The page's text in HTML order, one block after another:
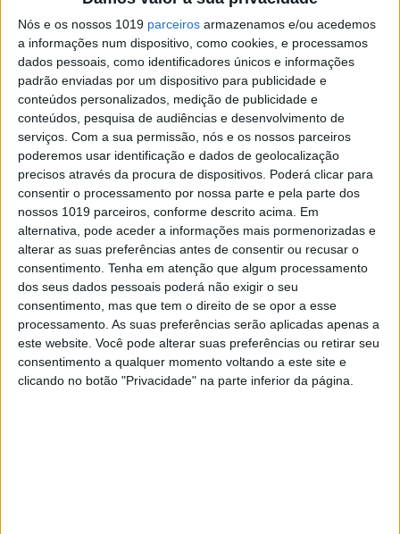
Nós e os nossos 1019 parceiros armazenamos e/ou acedemos
a informações num dispositivo, como cookies, e processamos
dados pessoais, como identificadores únicos e informações
padrão enviadas por um dispositivo para publicidade e
conteúdos personalizados, medição de publicidade e
conteúdos, pesquisa de audiências e desenvolvimento de
serviços. Com a sua permissão, nós e os nossos parceiros
poderemos usar identificação e dados de geolocalização
precisos através da procura de dispositivos. Poderá clicar para
consentir o processamento por nossa parte e pela parte dos
nossos 1019 parceiros, conforme descrito acima. Em
alternativa, pode aceder a informações mais pormenorizadas e
alterar as suas preferências antes de consentir ou recusar o
consentimento. Tenha em atenção que algum processamento
dos seus dados pessoais poderá não exigir o seu
consentimento, mas que tem o direito de se opor a esse
processamento. As suas preferências serão aplicadas apenas a
este website. Você pode alterar suas preferências ou retirar seu
consentimento a qualquer momento voltando a este site e
clicando no botão "Privacidade" na parte inferior da página.
CIÊNCIA
Já há biocomputadores feitos de células
humanas disponíveis para alugar
Visão Saúde